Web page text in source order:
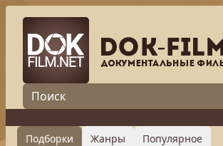
Подборки Жанры Популярное